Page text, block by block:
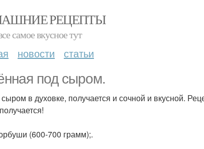
РЕЦЕПТЫ
самое вкусное тут
новости статьи
под сыром.
в духовке, получается и сочной и вкусной.
(600-700 грамм);.